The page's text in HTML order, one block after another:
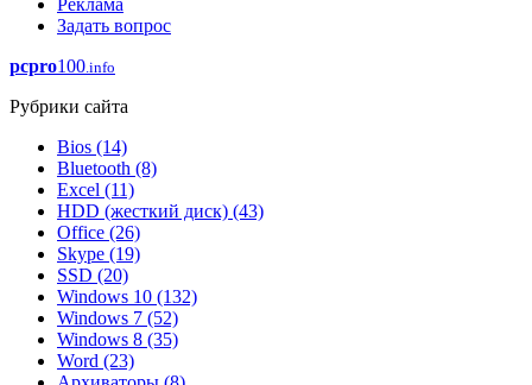
Реклама
Задать вопрос
pcpro100.info
Рубрики сайта
Bios (14)
Bluetooth (8)
Excel (11)
HDD (жесткий диск) (43)
Office (26)
Skype (19)
SSD (20)
Windows 10 (132)
Windows 7 (52)
Windows 8 (35)
Word (23)